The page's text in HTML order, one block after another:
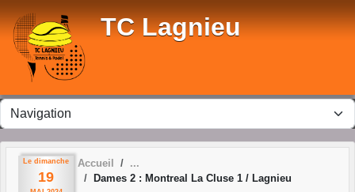
TC Lagnieu
Le dimanche
19
Accueil
Dames 2 : Montreal La Cluse 1 / Lagnieu